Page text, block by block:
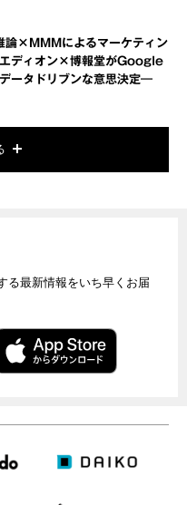
論×MMMによるマーケティン
ディオン×博報堂がGoogle
ータドリブンな意思決定―
る最新情報をいち早くお届